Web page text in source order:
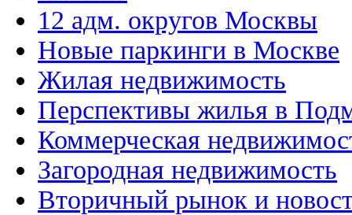
12 адм. округов Москвы
Новые паркинги в Москве
Жилая недвижимость
Перспективы жилья в
Коммерческая
Загородная недвижимость
Вторичный рынок и